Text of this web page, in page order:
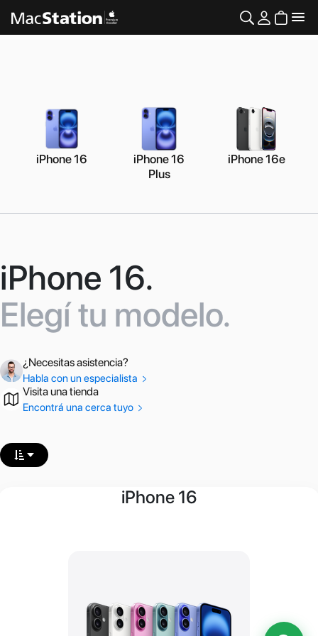
iPhone 16
iPhone 16
Plus
iPhone 16e
iPhone 16.
Elegí tu modelo.
¿Necesitas asistencia?
Habla con un especialista
Visita una tienda
Encontrá una cerca tuyo
iPhone 16